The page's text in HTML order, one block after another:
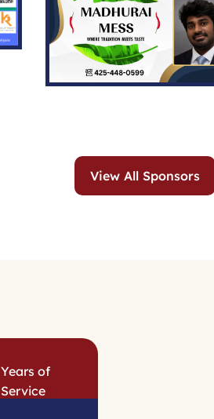
View All Sponsors
Years of
Service